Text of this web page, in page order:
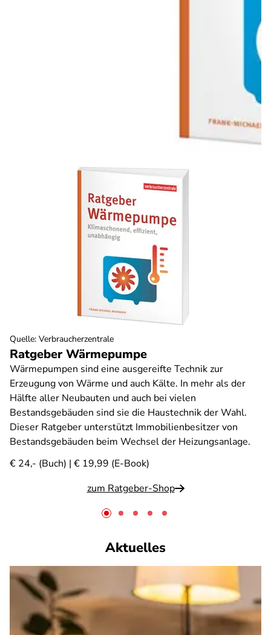
Ratgeber Wärmepumpe
Wärmepumpen sind eine ausgereifte Technik zur
Erzeugung von Wärme und auch Kälte. In mehr als der
Hälfte aller Neubauten und auch bei vielen
Bestandsgebäuden sind sie die Haustechnik der Wahl.
Dieser Ratgeber unterstützt Immobilienbesitzer von
Bestandsgebäuden beim Wechsel der Heizungsanlage.
€ 24,- (Buch) | € 19,99 (E-Book)
zum Ratgeber-Shop
Quelle: Verbraucherzentrale
Aktuelles